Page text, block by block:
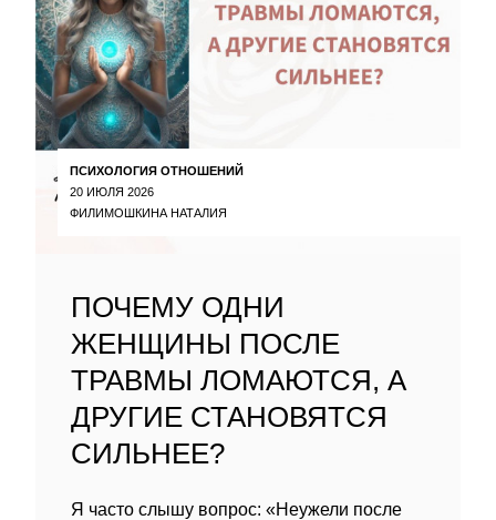
ПСИХОЛОГИЯ ОТНОШЕНИЙ
20 ИЮЛЯ 2026
ФИЛИМОШКИНА НАТАЛИЯ
ПОЧЕМУ ОДНИ
ЖЕНЩИНЫ ПОСЛЕ
ТРАВМЫ ЛОМАЮТСЯ, А
ДРУГИЕ СТАНОВЯТСЯ
СИЛЬНЕЕ?
Я часто слышу вопрос: «Неужели после